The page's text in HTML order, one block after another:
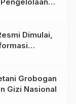
Dimulai,
Jadi
Grobogan
Gizi Nasional